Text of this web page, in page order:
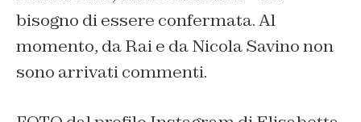
bisogno di essere confermata. Al
momento, da Rai e da Nicola Savino non
sono arrivati commenti.